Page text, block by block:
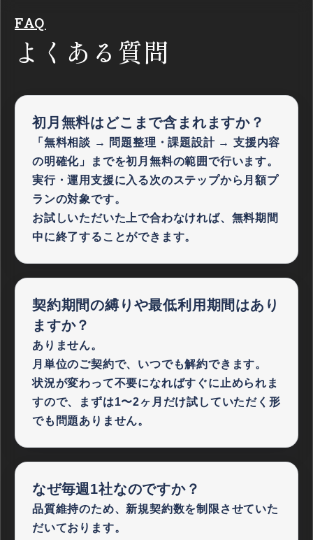
FAQ
よくある質問
初月無料は どこまで含まれますか？
「無料相談 → 問題整理・課題設計 → 支援内容
の明確化」までを初月無料の範囲で行います。
実行・運用支援に入る次のステップから月額プ
ランの対象です。
お試しいただいた上で合わなければ、無料期間
中に終了することができます。
契約期間の縛りや最低利用期間はあり
ますか？
ありません。
月単位のご契約で、いつでも解約できます。
状況が変わって不要になればすぐに止められま
すので、まずは1〜2ヶ月だけ試していただく形
でも問題ありません。
なぜ毎週1社なのですか？
品質維持のため、新規契約数を制限させていた
だいております。